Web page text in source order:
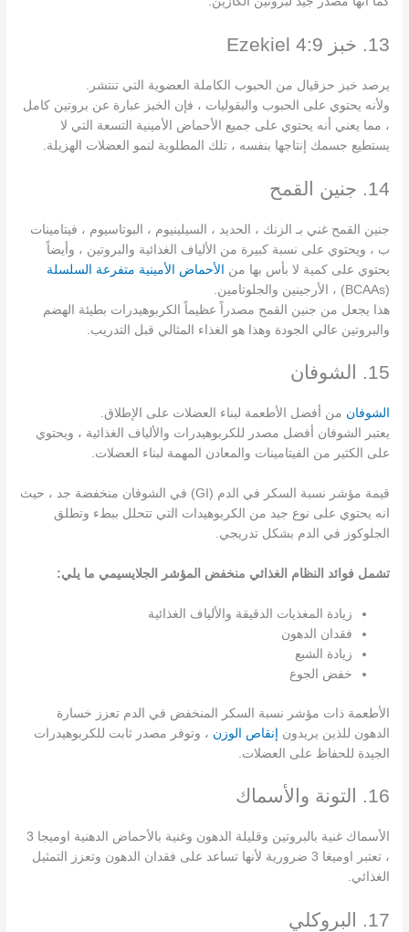
13. خبز Ezekiel 4:9
يرصد خبز حزقيال من الحبوب الكاملة العضوية التي تنتشر.
ولأنه يحتوي على الحبوب والبقوليات ، فإن الخبز عبارة عن بروتين كامل
، مما يعني أنه يحتوي على جميع الأحماض الأمينية التسعة التي لا
يستطيع جسمك إنتاجها بنفسه ، تلك المطلوبة لنمو العضلات الهزيلة.
14. جنين القمح
جنين القمح غني بـ الزنك ، الحديد ، السيلينيوم ، البوتاسيوم ، فيتامينات
ب ، ويحتوي على نسبة كبيرة من الألياف الغذائية والبروتين ، وأيضاً
يحتوي على كمية لا بأس بها من الأحماض الأمينية متفرعة السلسلة
(BCAAs) ، الأرجينين والجلوتامين.
هذا يجعل من جنين القمح مصدراً عظيماً الكربوهيدرات بطيئة الهضم
والبروتين عالي الجودة وهذا هو الغذاء المثالي قبل التدريب.
15. الشوفان
الشوفان من أفضل الأطعمة لبناء العضلات على الإطلاق.
يعتبر الشوفان أفضل مصدر للكربوهيدرات والألياف الغذائية ، ويحتوي
على الكثير من الفيتامينات والمعادن المهمة لبناء العضلات.
قيمة مؤشر نسبة السكر في الدم (GI) في الشوفان منخفضة جد ، حيث
انه يحتوي على نوع جيد من الكربوهيدات التي تتحلل ببطء وتطلق
الجلوكوز في الدم بشكل تدريجي.
تشمل فوائد النظام الغذائي منخفض المؤشر الجلايسيمي ما يلي:
زيادة المغذيات الدقيقة والألياف الغذائية
فقدان الدهون
زيادة الشبع
خفض الجوع
الأطعمة ذات مؤشر نسبة السكر المنخفض في الدم تعزز خسارة
الدهون للذين يريدون إنقاص الوزن ، وتوفر مصدر ثابت للكربوهيدرات
الجيدة للحفاظ على العضلات.
16. التونة والأسماك
الأسماك غنية بالبروتين وقليلة الدهون وغنية بالأحماض الدهنية اوميجا 3
، تعتبر اوميغا 3 ضرورية لأنها تساعد على فقدان الدهون وتعزز التمثيل
الغذائي.
17. البروكلي